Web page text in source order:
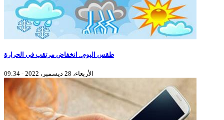
طقس اليوم.. انخفاض مرتقب في الحرارة
الأربعاء، 28 ديسمبر، 2022 - 09:34